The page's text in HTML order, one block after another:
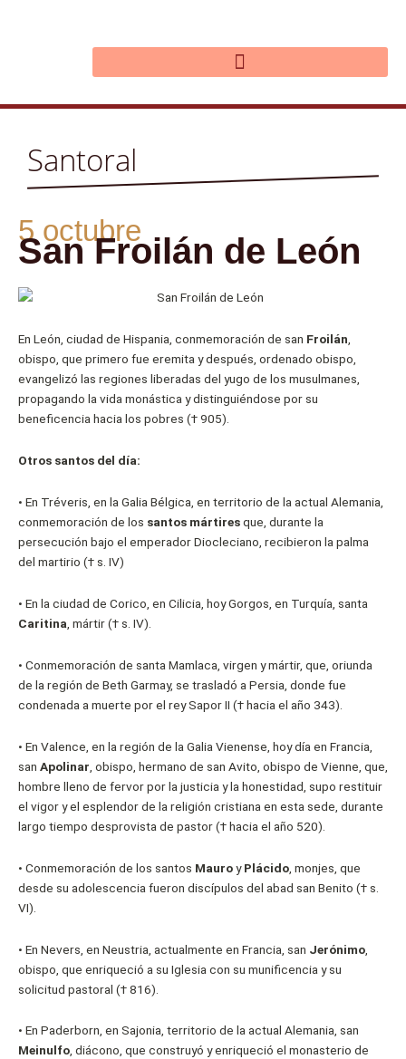
Santoral
5 octubre
San Froilán de León
En León, ciudad de Hispania, conmemoración de san Froilán
obispo, que primero fue eremita y después, ordenado obispo,
evangelizó las regiones liberadas del yugo de los musulmanes,
propagando la vida monástica y distinguiéndose por su
beneficencia hacia los pobres († 905).
Otros santos del día:
• En Tréveris, en la Galia Bélgica, en territorio de la actual Alemania,
conmemoración de los santos mártiresque, durante la
persecución bajo el emperador Diocleciano, recibieron la palma
del martirio († s. IV)
• En la ciudad de Corico, en Cilicia, hoy Gorgos, en Turquía, santa
Caritina , mártir († s. IV).
• Conmemoración de santa Mamlaca, virgen y mártir, que, oriunda
de la región de Beth Garmay, se trasladó a Persia, donde fue
condenada a muerte por el rey Sapor II († hacia el año 343).
• En Valence, en la región de la Galia Vienense, hoy día en Francia,
san Apolinar , obispo, hermano de san Avito, obispo de Vienne, que,
hombre lleno de fervor por la justicia y la honestidad, supo restituir
el vigor y el esplendor de la religión cristiana en esta sede, durante
largo tiempo desprovista de pastor († hacia el año 520).
• Conmemoración de los santos MauroyPlácido , monjes, que
desde su adolescencia fueron discípulos del abad san Benito († s.
VI).
• En Nevers, en Neustria, actualmente en Francia, san Jerónimo
obispo, que enriqueció a su Iglesia con su munificencia y su
solicitud pastoral († 816).
• En Paderborn, en Sajonia, territorio de la actual Alemania, san
Meinulfo, diácono, que construyó y enriqueció el monasterio de